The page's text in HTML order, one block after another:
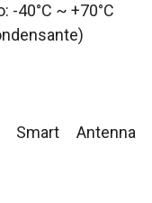
-40°C ~ +70°C
Smart Antenna